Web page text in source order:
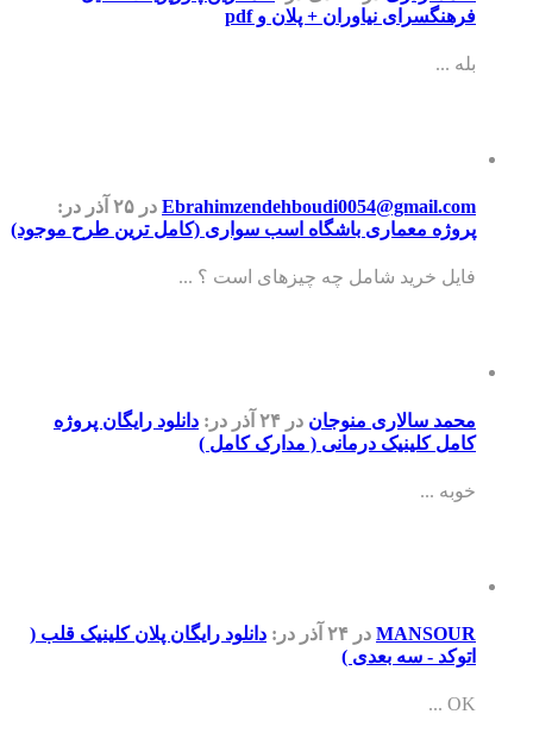
فرهنگسرای نیاوران + پلان و pdf
بله ...
Ebrahimzendehboudi0054@gmail.com در ۲۵ آذر
در:
پروژه معماری باشگاه اسب سواری (کامل ترین طرح موجود)
فایل خرید شامل چه چیزهای است ؟ ...
محمد سالاری منوجان در ۲۴ آذر در: دانلود رایگان پروژه
کامل کلینیک درمانی ( مدارک کامل )
خوبه ...
MANSOUR در ۲۴ آذر در: دانلود رایگان پلان کلینیک قلب (
اتوکد - سه بعدی )
OK ...